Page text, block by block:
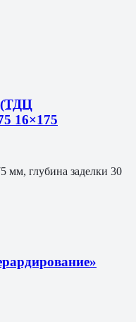
(ТДЦ
16×175
глубина заделки 30